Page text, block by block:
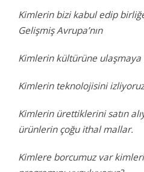
Kimlerin bizi kabul edip
Gelişmiş Avrupa’nın
Kimlerin kültürüne ulaşmaya
Kimlerin teknolojisini
Kimlerin ürettiklerini satın
ürünlerin çoğu ithal mallar.
Kimlere borcumuz var